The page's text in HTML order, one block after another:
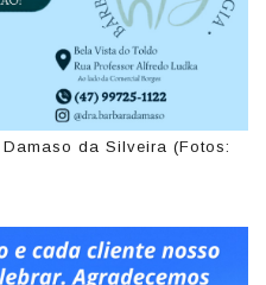
da Silveira (Fotos: